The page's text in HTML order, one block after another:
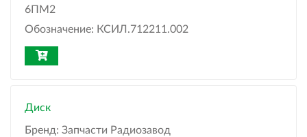
6ПМ2
Обозначение: КСИЛ.712211.002
Диск
Бренд: Запчасти Радиозавод